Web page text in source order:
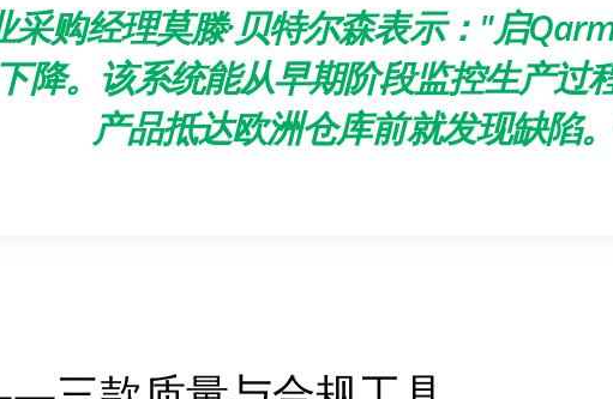
采购经理莫滕·贝特尔森表示："启
降。该系统能从早期阶段监控生产过
产品抵达欧洲仓库前就发现缺陷